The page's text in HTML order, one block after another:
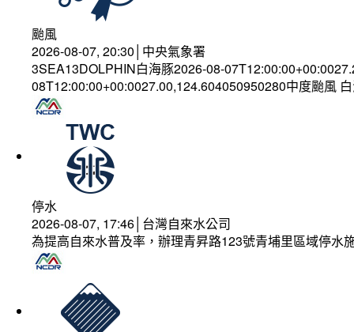
颱風
2026-08-07, 20:30│中央氣象署
3SEA13DOLPHIN白海豚2026-08-
08T12:00:00+00:0027.00,124.604050950280中度颱風
停水
2026-08-07, 17:46│台灣自來水公司
為提高自來水普及率，辦理青昇路123號青埔里區域停水